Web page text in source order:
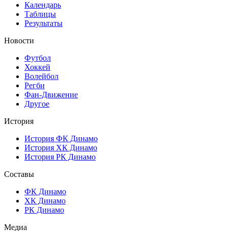
Календарь
Таблицы
Результаты
Новости
Футбол
Хоккей
Волейбол
Регби
Фан-Движение
Другое
История
История ФК Динамо
История ХК Динамо
История РК Динамо
Составы
ФК Динамо
ХК Динамо
РК Динамо
Медиа